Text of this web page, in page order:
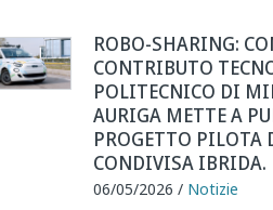
ROBO-SHARING:
CONTRIBUTO
POLITECNICO DI
AURIGA METTE A
PROGETTO
CONDIVISA IBRIDA.
06/05/2026 / Notizie